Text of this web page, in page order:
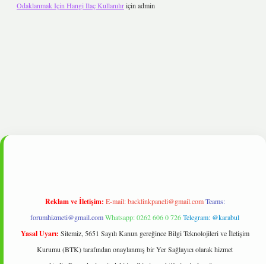
Odaklanmak Için Hangi Ilaç Kullanılıriçin admin
Reklam ve İletişim: E-mail:backlinkpaneli@gmail.com Teams:
forumhizmeti@gmail.comWhatsapp: 0262 606 0 726Telegram: @karabul
Yasal Uyarı: Sitemiz, 5651 Sayılı Kanun gereğince Bilgi Teknolojileri ve İletişim
Kurumu (BTK) tarafından onaylanmış bir Yer Sağlayıcı olarak hizmet